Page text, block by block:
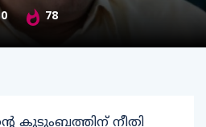
0 78
കുടുംബത്തിന് നീതി